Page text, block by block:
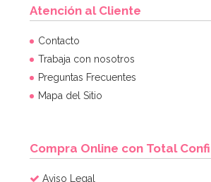
Atención al Cliente
Contacto
Trabaja con nosotros
Preguntas Frecuentes
Mapa del Sitio
Compra Online con Total
Aviso Legal